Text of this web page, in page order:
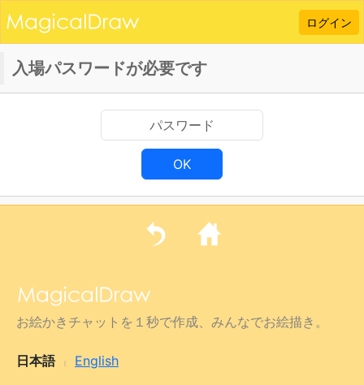
ログイン
入場パスワードが必要です
OK
お絵かきチャットを１秒で作成、みんなでお絵描き。
日本語 English